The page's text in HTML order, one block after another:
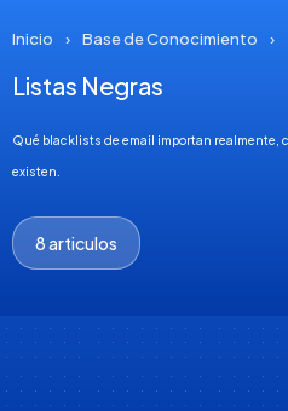
Inicio › Base de Conocimiento ›
Listas Negras
Qué blacklists de email importan realmente,
existen.
8 articulos